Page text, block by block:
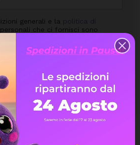
generali e la
personali che ci fornisci sono
alle tue domande, elaborare gli
a informazioni specifiche.
e cancellare tutte le
quando torna disponibile
Assistenza Live Chat